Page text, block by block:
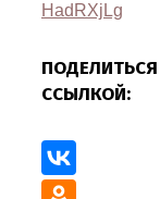
HadRXjLg
ПОДЕЛИТЬСЯ
ССЫЛКОЙ: